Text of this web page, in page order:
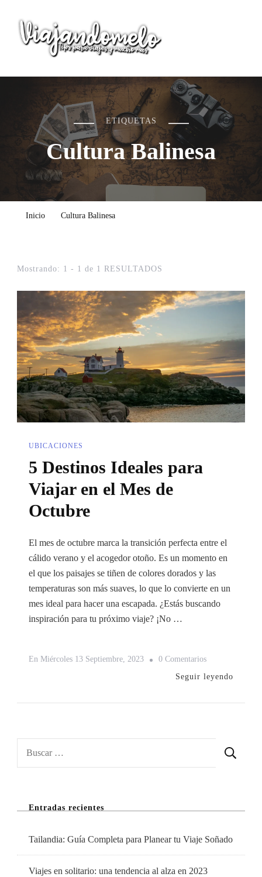
Viajandomelo
Todo lo que necesitas saber en tu próximo viaje
ETIQUETAS
Cultura Balinesa
Inicio Cultura Balinesa
Mostrando: 1 - 1 de 1 RESULTADOS
UBICACIONES
5 Destinos Ideales para
Viajar en el Mes de
Octubre
El mes de octubre marca la transición perfecta entre el
cálido verano y el acogedor otoño. Es un momento en
el que los paisajes se tiñen de colores dorados y las
temperaturas son más suaves, lo que lo convierte en un
mes ideal para hacer una escapada. ¿Estás buscando
inspiración para tu próximo viaje? ¡No …
En Miércoles 13 Septiembre, 2023 0 ComentariosEn
5
De
Seguir leyendo
Entradas recientes
Tailandia: Guía Completa para Planear tu Viaje Soñado
Viajes en solitario: una tendencia al alza en 2023